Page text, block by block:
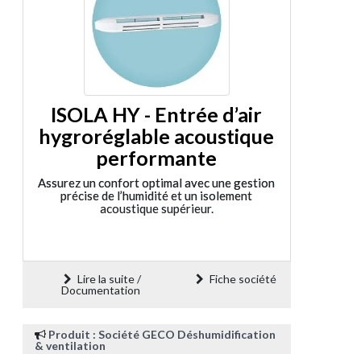
ISOLA HY - Entrée d’air
hygroréglable acoustique
performante
Assurez un confort optimal avec une gestion
précise de l’humidité et un isolement
acoustique supérieur.
Lire la suite /
Documentation
Fiche société
Produit : Société GECO Déshumidification
& ventilation